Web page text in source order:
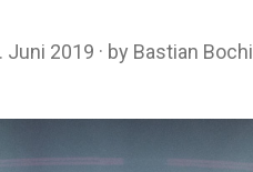
Juni 2019 8
e
e
by Bastian